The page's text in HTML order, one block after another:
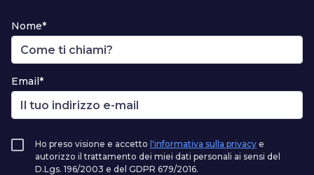
Nome*
Email*
Ho preso visione e accetto l'informativa sulla privacy e
autorizzo il trattamento dei miei dati personali ai sensi del
D.Lgs. 196/2003 e del GDPR 679/2016.